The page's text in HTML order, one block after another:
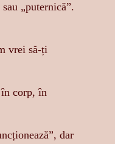
„puternică”.
vrei să-ți
corp, în
dar